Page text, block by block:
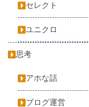
セレクト
ユニクロ
思考
アホな話
ブログ運営